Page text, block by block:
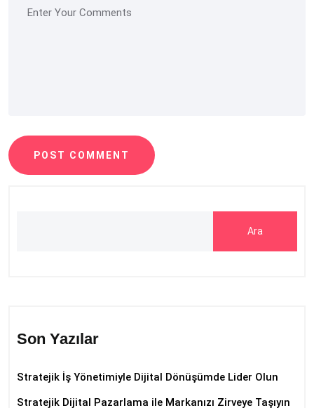
POST COMMENT
Ara
Son Yazılar
Stratejik İş Yönetimiyle Dijital Dönüşümde Lider Olun
Stratejik Dijital Pazarlama ile Markanızı Zirveye Taşıyın